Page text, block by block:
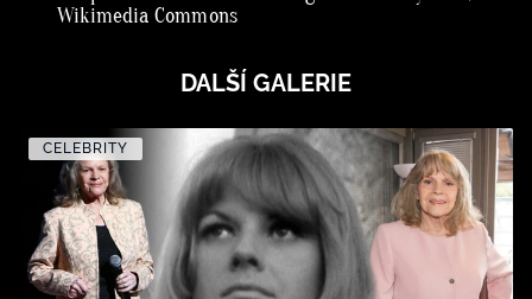
Wikimedia Commons
DALŠÍ GALERIE
CELEBRITY